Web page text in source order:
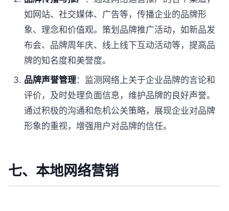
如网站、社交媒体、广告等，传播企业的品牌形
象、理念和价值观。策划品牌推广活动，如新品发
布会、品牌周年庆、线上线下互动活动等，提高品
牌的知名度和美誉度。
品牌声誉管理：监测网络上关于企业品牌的言论和
评价，及时处理负面信息，维护品牌的良好声誉。
通过积极的沟通和危机公关策略，展现企业对品牌
形象的重视，增强用户对品牌的信任。
七、本地网络营销